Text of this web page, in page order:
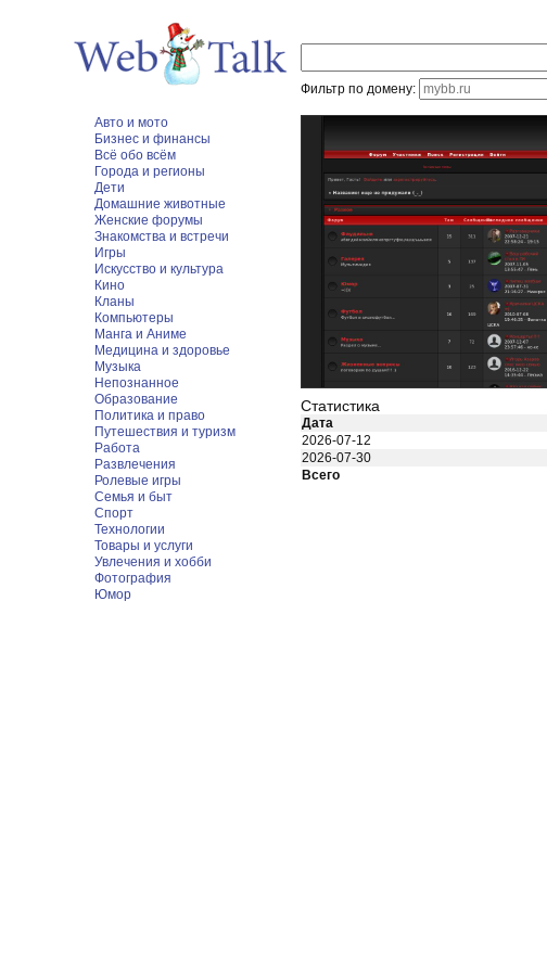
Фильтр по домену:
Авто и мото
Бизнес и финансы
Всё обо всём
Города и регионы
Дети
Домашние животные
Женские форумы
Знакомства и встречи
Игры
Искусство и культура
Кино
Кланы
Компьютеры
Манга и Аниме
Медицина и здоровье
Музыка
Непознанное
Образование
Политика и право
Путешествия и туризм
Работа
Развлечения
Ролевые игры
Семья и быт
Спорт
Технологии
Товары и услуги
Увлечения и хобби
Фотография
Юмор
Статистика
Дата
2026-07-12
2026-07-30
Всего